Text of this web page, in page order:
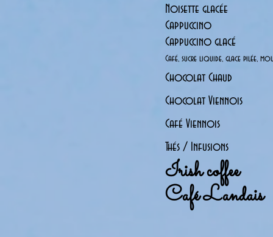
Noisette
Cappuccino
Café, sucre liquide, glace pilée,
Chocolat
Chocolat
Café
Thés /
Irish coffee
Café Landais